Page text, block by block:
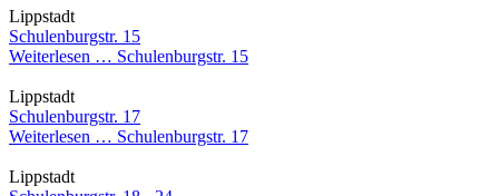
Lippstadt
Schulenburgstr. 15
Weiterlesen … Schulenburgstr. 15
Lippstadt
Schulenburgstr. 17
Weiterlesen … Schulenburgstr. 17
Lippstadt